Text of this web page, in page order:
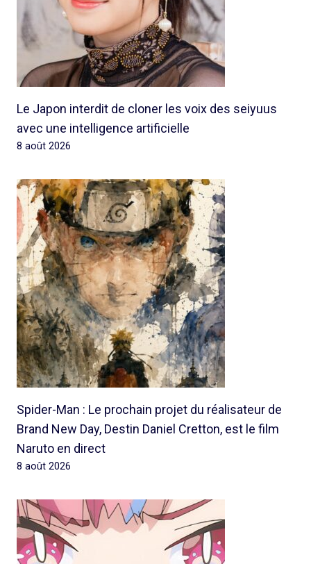
Le Japon interdit de cloner les voix des seiyuus
avec une intelligence artificielle
8 août 2026
Spider-Man : Le prochain projet du réalisateur de
Brand New Day, Destin Daniel Cretton, est le film
Naruto en direct
8 août 2026